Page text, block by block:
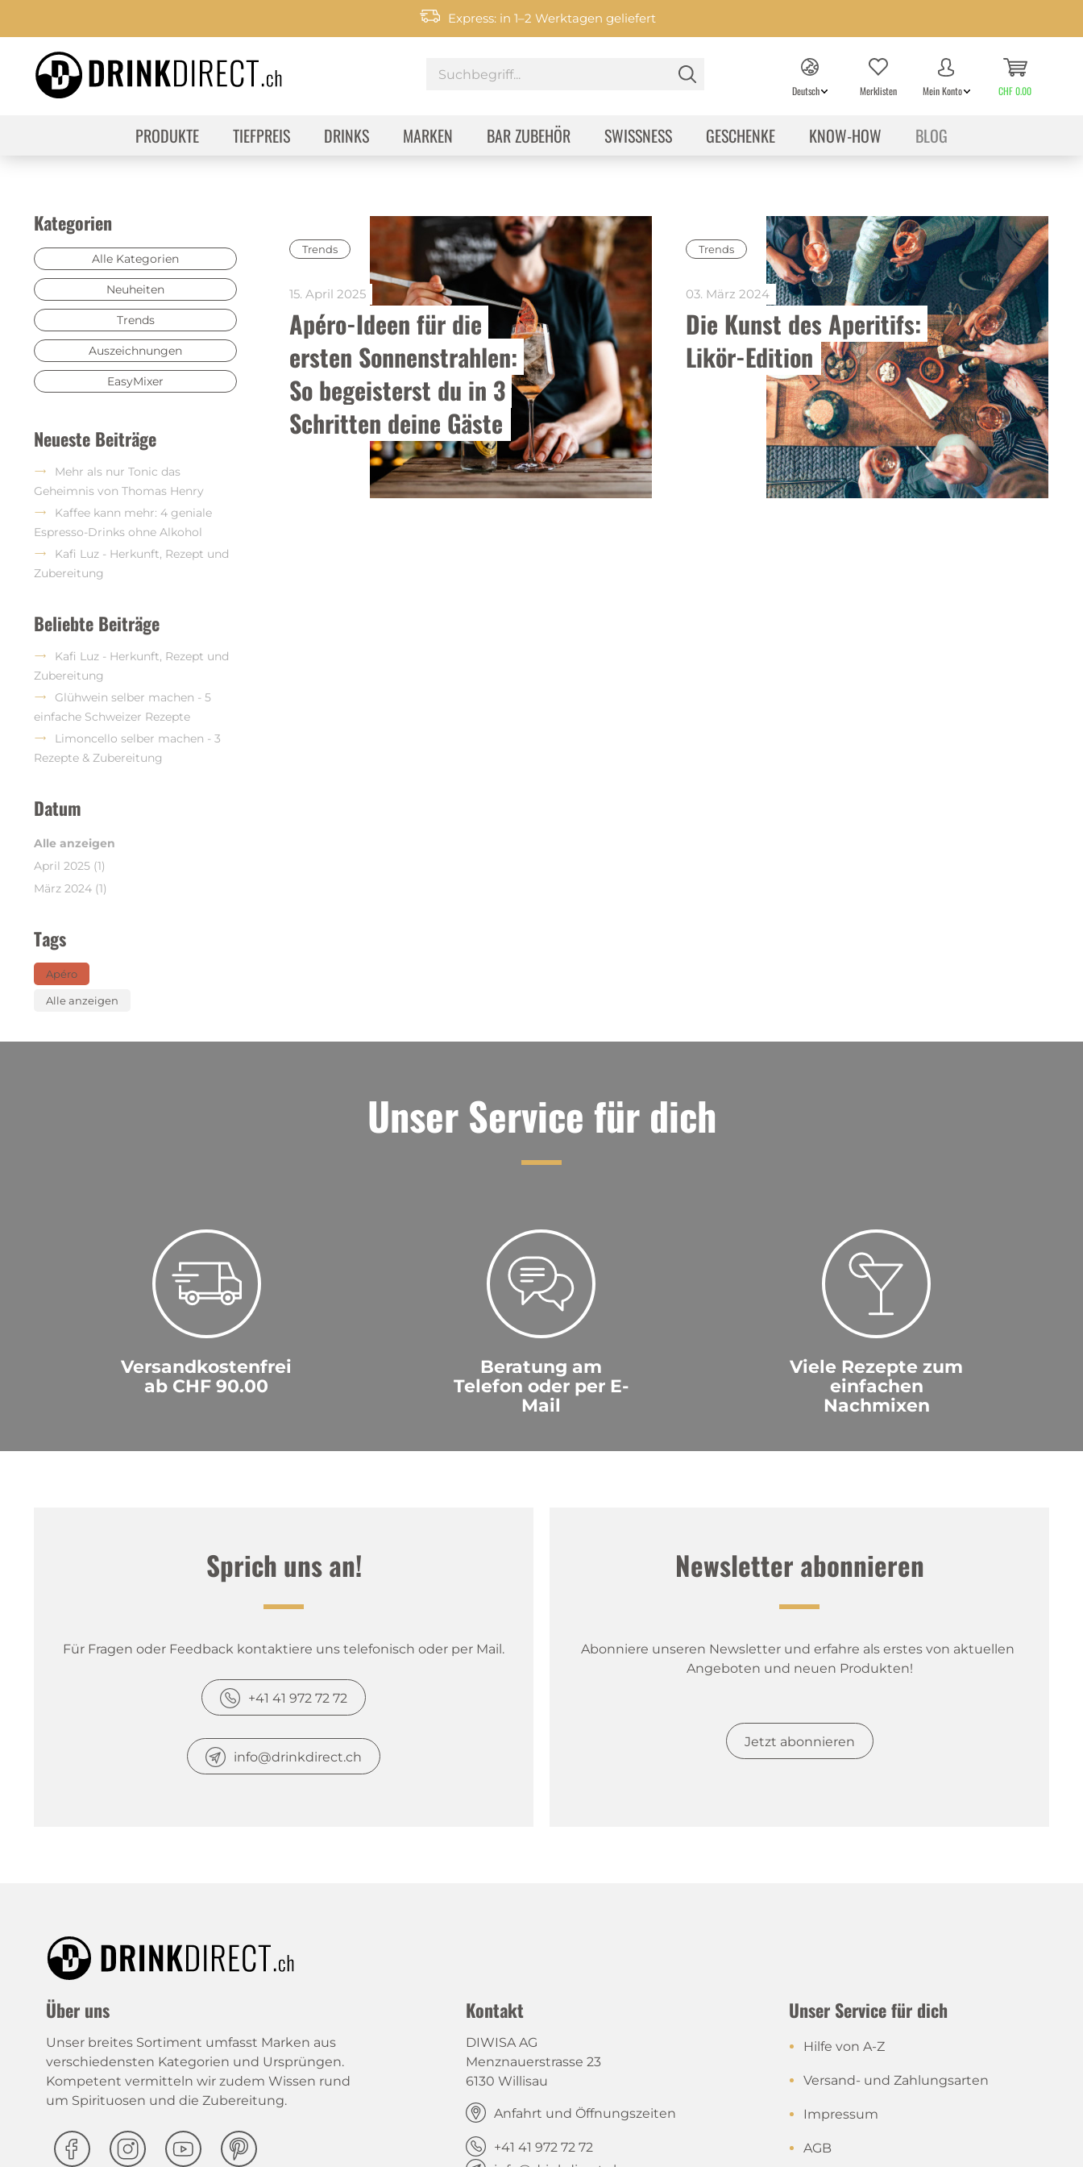
Express: in 1–2 Werktagen geliefert
Deutsch Merklisten Mein Konto CHF 0.00
PRODUKTE TIEFPREIS DRINKS MARKEN BAR ZUBEHÖR SWISSNESS GESCHENKE KNOW-HOW BLOG
Kategorien
Alle Kategorien
Neuheiten
Trends
Auszeichnungen
EasyMixer
Neueste Beiträge
Mehr als nur Tonic das
Geheimnis von Thomas Henry
Kaffee kann mehr: 4 geniale
Espresso-Drinks ohne Alkohol
Kafi Luz - Herkunft, Rezept und
Zubereitung
Beliebte Beiträge
Kafi Luz - Herkunft, Rezept und
Zubereitung
Glühwein selber machen - 5
einfache Schweizer Rezepte
Limoncello selber machen - 3
Rezepte & Zubereitung
Datum
Alle anzeigen
April 2025 (1)
März 2024 (1)
Tags
Apéro
Alle anzeigen
Trends
Apéro-Ideen für die
ersten Sonnenstrahlen:
So begeisterst du in 3
Schritten deine Gäste
15. April 2025
Trends
Die Kunst des Aperitifs:
Likör-Edition
03. März 2024
Unser Service für dich
Versandkostenfrei
ab CHF 90.00
Beratung am
Telefon oder per E-
Mail
Viele Rezepte zum
einfachen
Nachmixen
Sprich uns an!
Für Fragen oder Feedback kontaktiere uns telefonisch oder per Mail.
+41 41 972 72 72
info@drinkdirect.ch
Newsletter abonnieren
Abonniere unseren Newsletter und erfahre als erstes von aktuellen
Angeboten und neuen Produkten!
Jetzt abonnieren
Über uns
Unser breites Sortiment umfasst Marken aus
verschiedensten Kategorien und Ursprüngen.
Kompetent vermitteln wir zudem Wissen rund
um Spirituosen und die Zubereitung.
Kontakt
DIWISA AG
Menznauerstrasse 23
6130 Willisau
Anfahrt und Öffnungszeiten
+41 41 972 72 72
Unser Service für dich
Hilfe von A-Z
Versand- und Zahlungsarten
Impressum
AGB